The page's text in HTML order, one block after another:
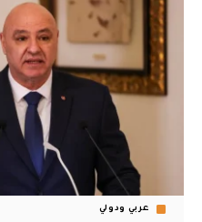
عربي ودولي